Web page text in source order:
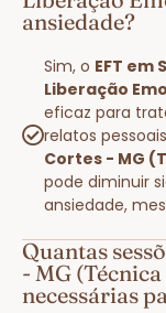
ansiedade?
Sim, o EFT em
Liberação
eficaz para
relatos
Cortes - MG
pode diminuir
ansiedade,
Quantas
- MG
necessárias